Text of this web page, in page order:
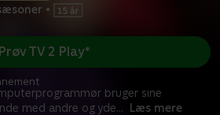
•
bruger sine
med andre og yde... Læs mere
Prøv TV 2 Play*